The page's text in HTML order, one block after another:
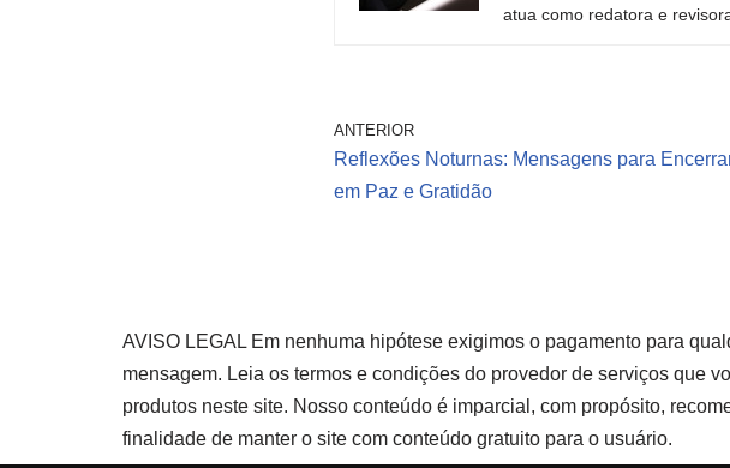
atua como redatora e
ANTERIOR
Reflexões Noturnas: Mensagens para
em Paz e Gratidão
AVISO LEGAL Em nenhuma hipótese exigimos o pagamento para
mensagem. Leia os termos e condições do provedor de serviços que
produtos neste site. Nosso conteúdo é imparcial, com propósito,
finalidade de manter o site com conteúdo gratuito para o usuário.